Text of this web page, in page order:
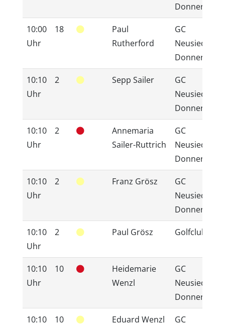
10:00
Uhr
18
Paul
Rutherford
GC
10:10
Uhr
2 Sepp Sailer
GC
10:10
Uhr
2
Annemaria
Sailer-Ruttrich
GC
10:10
Uhr
2 Franz Grösz
GC
10:10
Uhr
2 Paul Grösz Golfclub
10:10
Uhr
10
Heidemarie
Wenzl
GC
10:10
10 Eduard Wenzl
GC